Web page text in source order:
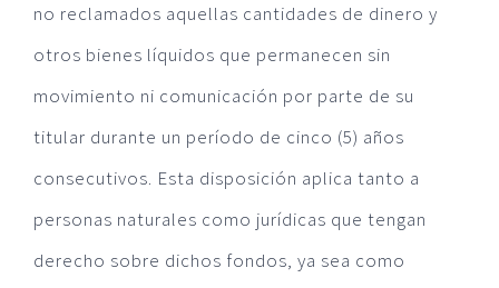
no reclamados aquellas cantidades de dinero y
otros bienes líquidos que permanecen sin
movimiento ni comunicación por parte de su
titular durante un período de cinco (5) años
consecutivos. Esta disposición aplica tanto a
personas naturales como jurídicas que tengan
derecho sobre dichos fondos, ya sea como